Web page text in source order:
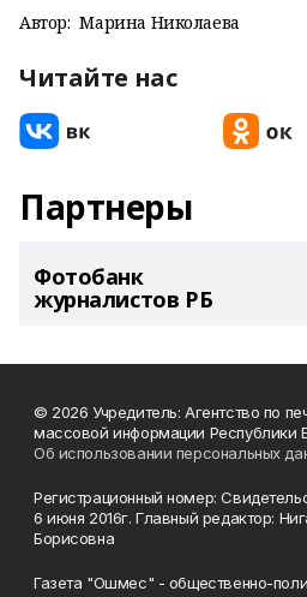
Автор: Марина Николаева
Читайте нас
Партнеры
Фотобанк
журналистов РБ
© 2026 Учредитель: Агентство по
массовой информации Республики
Об использовании персональных
Регистрационный номер:
6 июня 2016г. Главный редактор:
Борисовна
Газета "Ошмес" - общественно-